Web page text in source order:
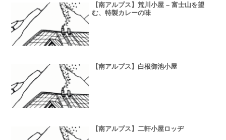
【南アルプス】荒川小屋 – 富士山を望
む、特製カレーの味
【南アルプス】白根御池小屋
【南アルプス】二軒小屋ロッヂ